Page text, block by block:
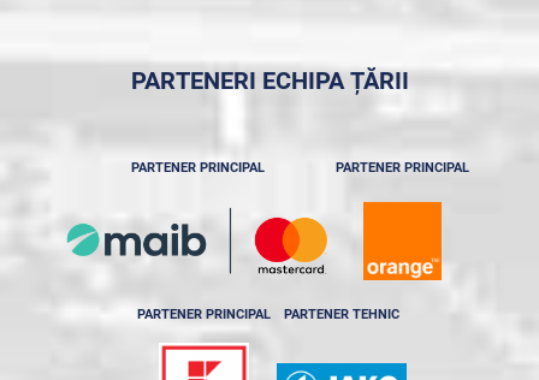
PARTENERI ECHIPA ȚĂRII
PARTENER PRINCIPAL PARTENER PRINCIPAL
PARTENER PRINCIPAL PARTENER TEHNIC